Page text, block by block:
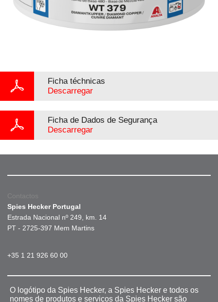
Ficha téchnicas
Descarregar
Ficha de Dados de Segurança
Descarregar
Contactos
Spies Hecker Portugal
Estrada Nacional nº 249, km. 14
PT - 2725-397 Mem Martins
+35 1 21 926 60 00
O logótipo da Spies Hecker, a Spies Hecker e todos os
nomes de produtos e serviços da Spies Hecker são